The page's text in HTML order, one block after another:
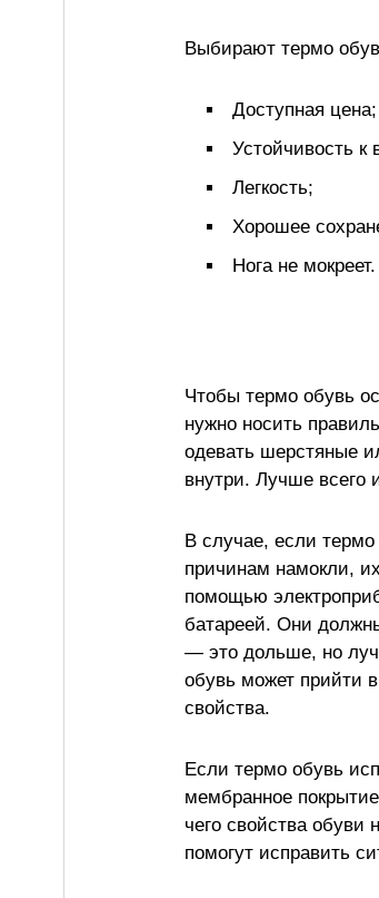
Выбирают термо
Доступная цена;
Устойчивость к
Легкость;
Хорошее
Нога не мокреет.
Чтобы термо обувь
нужно носить
одевать шерстяные
внутри. Лучше всего
В случае, если
причинам намокли,
помощью
батареей. Они
— это дольше, но
обувь может прийти
свойства.
Если термо обувь
мембранное
чего свойства
помогут исправить